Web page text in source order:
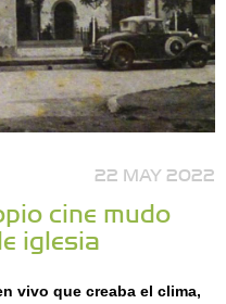
22 MAY 2022
cine mudo
iglesia
vivo que creaba el clima,